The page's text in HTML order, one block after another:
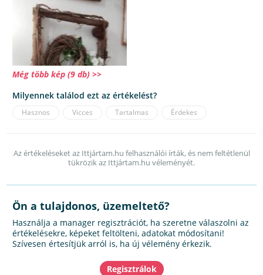
Még több kép (9 db) >>
Milyennek találod ezt az értékelést?
Hasznos Vicces Tartalmas Érdekes
Az értékeléseket az Ittjártam.hu felhasználói írták, és nem feltétlenül
tükrözik az Ittjártam.hu véleményét.
Ön a tulajdonos, üzemeltető?
Használja a manager regisztrációt, ha szeretne válaszolni az
értékelésekre, képeket feltölteni, adatokat módosítani!
Szívesen értesítjük arról is, ha új vélemény érkezik.